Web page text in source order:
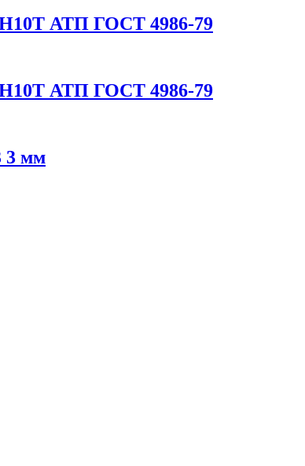
АТП ГОСТ 4986-79
АТП ГОСТ 4986-79
3 мм